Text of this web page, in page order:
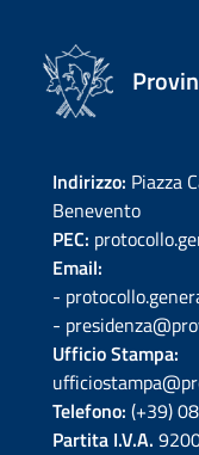
Indirizzo: Piazza
Benevento
PEC:
Email:
-
-
Ufficio Stampa:
Telefono: (+39)
Partita I.V.A.